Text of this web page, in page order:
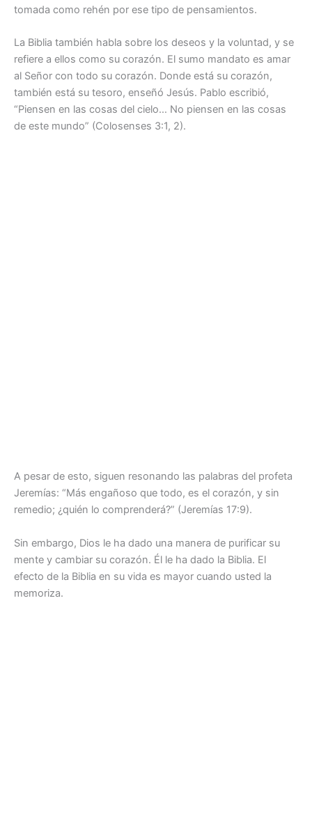
tomada como rehén por ese tipo de pensamientos.
La Biblia también habla sobre los deseos y la voluntad, y se
refiere a ellos como su corazón. El sumo mandato es amar
al Señor con todo su corazón. Donde está su corazón,
también está su tesoro, enseñó Jesús. Pablo escribió,
“Piensen en las cosas del cielo… No piensen en las cosas
de este mundo” (Colosenses 3:1, 2).
A pesar de esto, siguen resonando las palabras del profeta
Jeremías: “Más engañoso que todo, es el corazón, y sin
remedio; ¿quién lo comprenderá?” (Jeremías 17:9).
Sin embargo, Dios le ha dado una manera de purificar su
mente y cambiar su corazón. Él le ha dado la Biblia. El
efecto de la Biblia en su vida es mayor cuando usted la
memoriza.